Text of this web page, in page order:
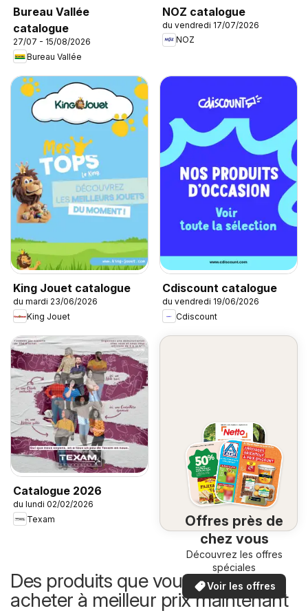
Bureau Vallée
catalogue
27/07 - 15/08/2026
Bureau Vallée
NOZ catalogue
du vendredi 17/07/2026
NOZ
King Jouet catalogue
du mardi 23/06/2026
King Jouet
Cdiscount catalogue
du vendredi 19/06/2026
Cdiscount
Catalogue 2026
du lundi 02/02/2026
Texam
Offres près de
chez vous
Découvrez les offres
spéciales
Voir les offres
Des produits que vous pouvez
acheter à meilleur prix maintenant